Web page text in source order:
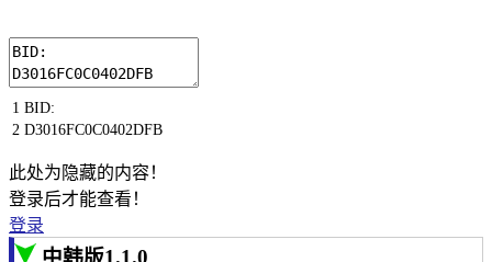
1
2
BID:
D3016FC0C0402DFB
此处为隐藏的内容！
登录后才能查看！
登录
中韩版1.1.0